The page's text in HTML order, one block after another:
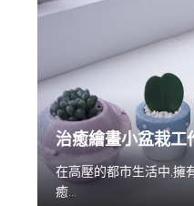
治癒繪畫小盆栽工
在高壓的都市生活中,擁
癒...